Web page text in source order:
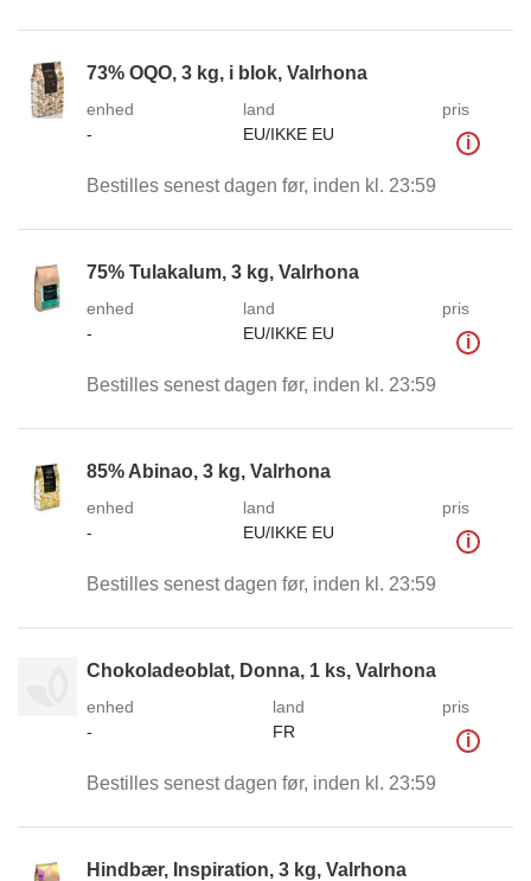
73% OQO, 3 kg, i blok, Valrhona
enhed
-
land
EU/IKKE EU
pris
i
Bestilles senest dagen før, inden kl. 23:59
75% Tulakalum, 3 kg, Valrhona
enhed
-
land
EU/IKKE EU
pris
i
Bestilles senest dagen før, inden kl. 23:59
85% Abinao, 3 kg, Valrhona
enhed
-
land
EU/IKKE EU
pris
i
Bestilles senest dagen før, inden kl. 23:59
Chokoladeoblat, Donna, 1 ks, Valrhona
enhed
-
land
FR
pris
i
Bestilles senest dagen før, inden kl. 23:59
Hindbær, Inspiration, 3 kg, Valrhona